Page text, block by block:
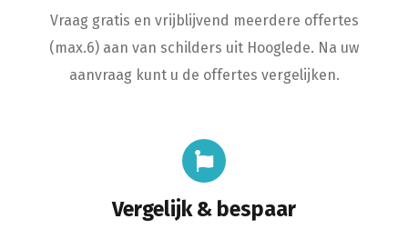
Vraag gratis en vrijblijvend meerdere offertes
(max.6) aan van schilders uit Hooglede. Na uw
aanvraag kunt u de offertes vergelijken.
Vergelijk & bespaar